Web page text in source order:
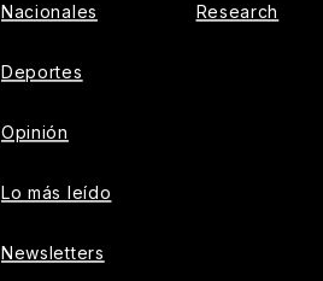
Nacionales
Deportes
Opinión
Lo más leído
Newsletters
Research